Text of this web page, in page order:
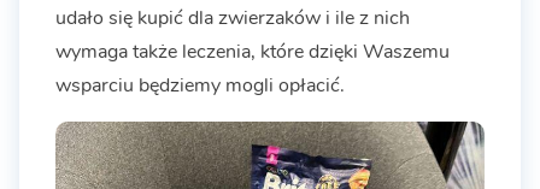
udało się kupić dla zwierzaków i ile z nich
wymaga także leczenia, które dzięki Waszemu
wsparciu będziemy mogli opłacić.